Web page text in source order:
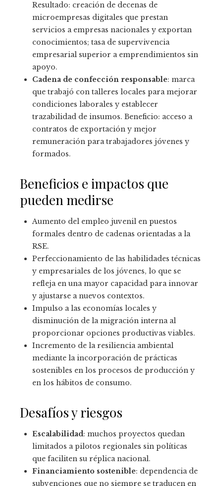
Resultado: creación de decenas de
microempresas digitales que prestan
servicios a empresas nacionales y exportan
conocimientos; tasa de supervivencia
empresarial superior a emprendimientos sin
apoyo.
Cadena de confección responsable: marca
que trabajó con talleres locales para mejorar
condiciones laborales y establecer
trazabilidad de insumos. Beneficio: acceso a
contratos de exportación y mejor
remuneración para trabajadores jóvenes y
formados.
Beneficios e impactos que
pueden medirse
Aumento del empleo juvenil en puestos
formales dentro de cadenas orientadas a la
RSE.
Perfeccionamiento de las habilidades técnicas
y empresariales de los jóvenes, lo que se
refleja en una mayor capacidad para innovar
y ajustarse a nuevos contextos.
Impulso a las economías locales y
disminución de la migración interna al
proporcionar opciones productivas viables.
Incremento de la resiliencia ambiental
mediante la incorporación de prácticas
sostenibles en los procesos de producción y
en los hábitos de consumo.
Desafíos y riesgos
Escalabilidad: muchos proyectos quedan
limitados a pilotos regionales sin políticas
que faciliten su réplica nacional.
Financiamiento sostenible: dependencia de
subvenciones que no siempre se traducen en